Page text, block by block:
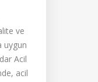
ve
uygun
Acil
acil